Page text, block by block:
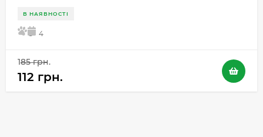
В НАЯВНОСТІ
5 4
185 грн.
112 грн.